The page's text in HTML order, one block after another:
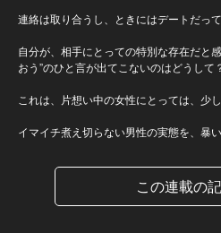
連絡は取り合うし、ときにはデートだって
自分が、相手にとっての特別な存在だと
おう”のひと言が出てこないのはどうして
これは、片想い中の女性にとっては、少し
イマイチ煮え切らない男性の実態を、暴い
この連載の